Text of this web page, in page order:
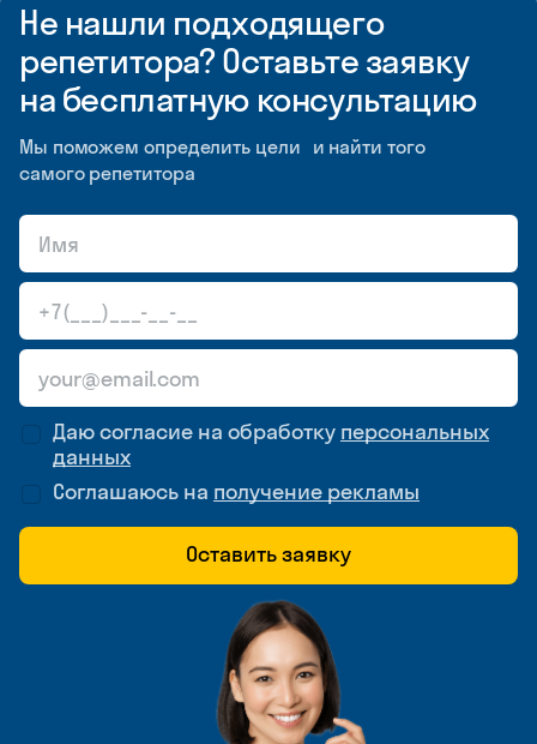
Не нашли подходящего
репетитора? Оставьте заявку
на бесплатную консультацию
Мы поможем определить цели и найти того
самого репетитора
Даю согласие на обработку персональных
данных
Соглашаюсь на получение рекламы
Оставить заявку